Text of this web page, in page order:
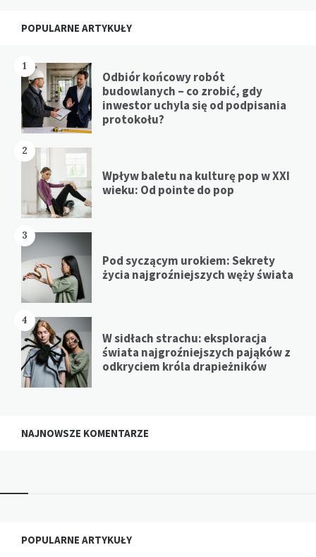
POPULARNE ARTYKUŁY
1
Odbiór końcowy robót
budowlanych – co zrobić, gdy
inwestor uchyla się od podpisania
protokołu?
2
Wpływ baletu na kulturę pop w XXI
wieku: Od pointe do pop
3
Pod syczącym urokiem: Sekrety
życia najgroźniejszych węży świata
4
W sidłach strachu: eksploracja
świata najgroźniejszych pająków z
odkryciem króla drapieżników
NAJNOWSZE KOMENTARZE
Widgets
POPULARNE ARTYKUŁY